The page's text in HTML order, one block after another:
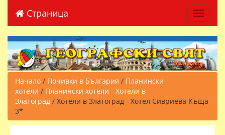
Страница Toggle
Начало / Почивки в България / Планински
хотели / Планински хотели - Хотели в
Златоград / Хотели в Златоград - Хотел Сивриева Къща
3*